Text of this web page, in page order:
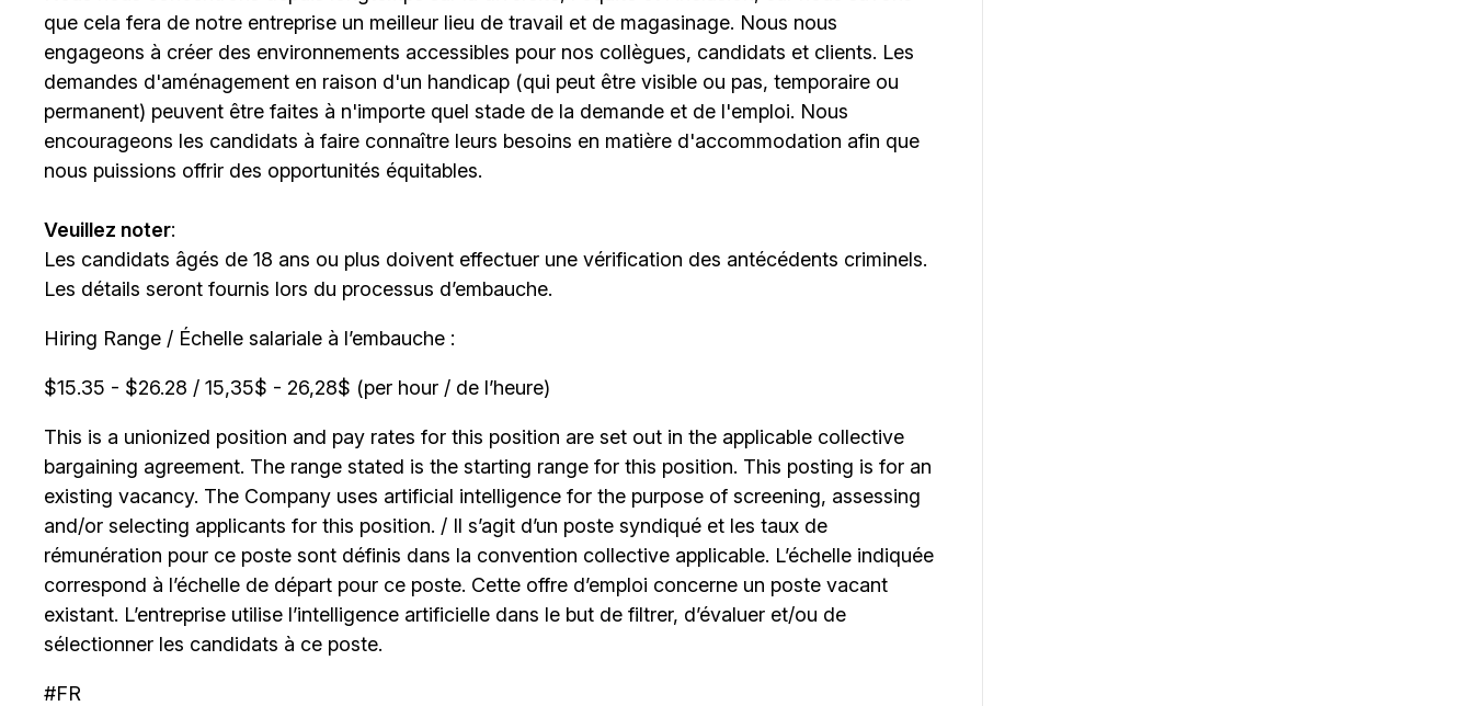
que cela fera de notre entreprise un meilleur lieu de travail et de magasinage. Nous nous
engageons à créer des environnements accessibles pour nos collègues, candidats et clients. Les
demandes d'aménagement en raison d'un handicap (qui peut être visible ou pas, temporaire ou
permanent) peuvent être faites à n'importe quel stade de la demande et de l'emploi. Nous
encourageons les candidats à faire connaître leurs besoins en matière d'accommodation afin que
nous puissions offrir des opportunités équitables.
Veuillez noter:
Les candidats âgés de 18 ans ou plus doivent effectuer une vérification des antécédents criminels.
Les détails seront fournis lors du processus d’embauche.
Hiring Range / Échelle salariale à l’embauche :
$15.35 - $26.28 / 15,35$ - 26,28$ (per hour / de l’heure)
This is a unionized position and pay rates for this position are set out in the applicable collective
bargaining agreement. The range stated is the starting range for this position. This posting is for an
existing vacancy. The Company uses artificial intelligence for the purpose of screening, assessing
and/or selecting applicants for this position. / Il s’agit d’un poste syndiqué et les taux de
rémunération pour ce poste sont définis dans la convention collective applicable. L’échelle indiquée
correspond à l’échelle de départ pour ce poste. Cette offre d’emploi concerne un poste vacant
existant. L’entreprise utilise l’intelligence artificielle dans le but de filtrer, d’évaluer et/ou de
sélectionner les candidats à ce poste.
#FR